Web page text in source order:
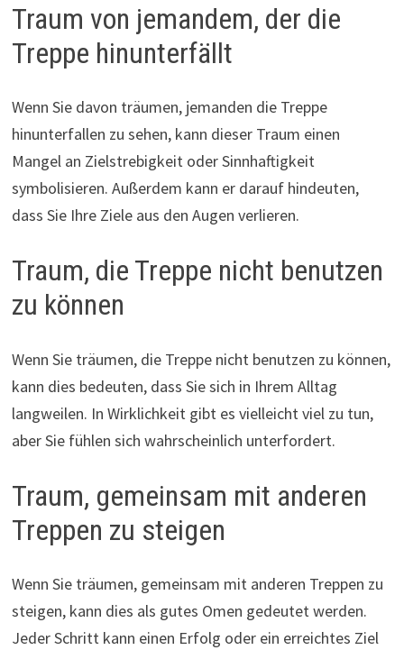
Traum von jemandem, der die
Treppe hinunterfällt
Wenn Sie davon träumen, jemanden die Treppe
hinunterfallen zu sehen, kann dieser Traum einen
Mangel an Zielstrebigkeit oder Sinnhaftigkeit
symbolisieren. Außerdem kann er darauf hindeuten,
dass Sie Ihre Ziele aus den Augen verlieren.
Traum, die Treppe nicht benutzen
zu können
Wenn Sie träumen, die Treppe nicht benutzen zu können,
kann dies bedeuten, dass Sie sich in Ihrem Alltag
langweilen. In Wirklichkeit gibt es vielleicht viel zu tun,
aber Sie fühlen sich wahrscheinlich unterfordert.
Traum, gemeinsam mit anderen
Treppen zu steigen
Wenn Sie träumen, gemeinsam mit anderen Treppen zu
steigen, kann dies als gutes Omen gedeutet werden.
Jeder Schritt kann einen Erfolg oder ein erreichtes Ziel